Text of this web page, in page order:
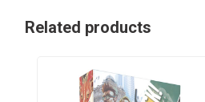
Related products